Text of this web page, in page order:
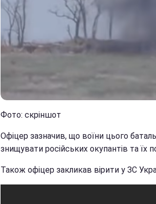
Фото: скріншот
Офіцер зазначив, що воїни цього
знищувати російських окупантів та їх
Також офіцер закликав вірити у ЗС